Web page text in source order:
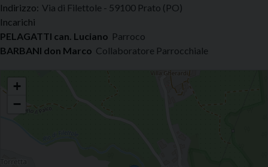
Indirizzo: Via di Filettole - 59100 Prato (PO)
Incarichi
PELAGATTI can. Luciano Parroco
BARBANI don Marco Collaboratore Parrocchiale
Filettole - Santa Maria Assunta
+
−